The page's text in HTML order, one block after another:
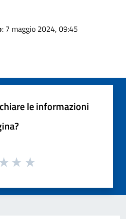
: 7 maggio 2024, 09:45
le informazioni